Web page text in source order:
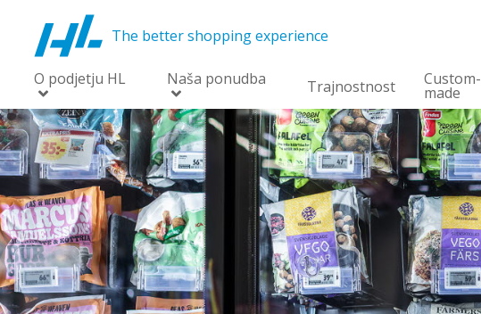
The better shopping experience
O podjetju HL Naša ponudba Trajnostnost Custom-
made